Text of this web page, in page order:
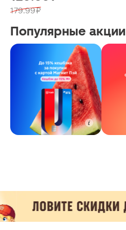
179.99 ₽
Популярные акции